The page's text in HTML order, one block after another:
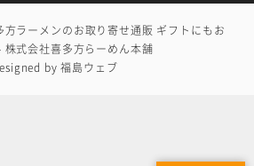
方ラーメンのお取り寄せ通販 ギフトにもお
株式会社喜多方らーめん本舗
by福島ウェブ